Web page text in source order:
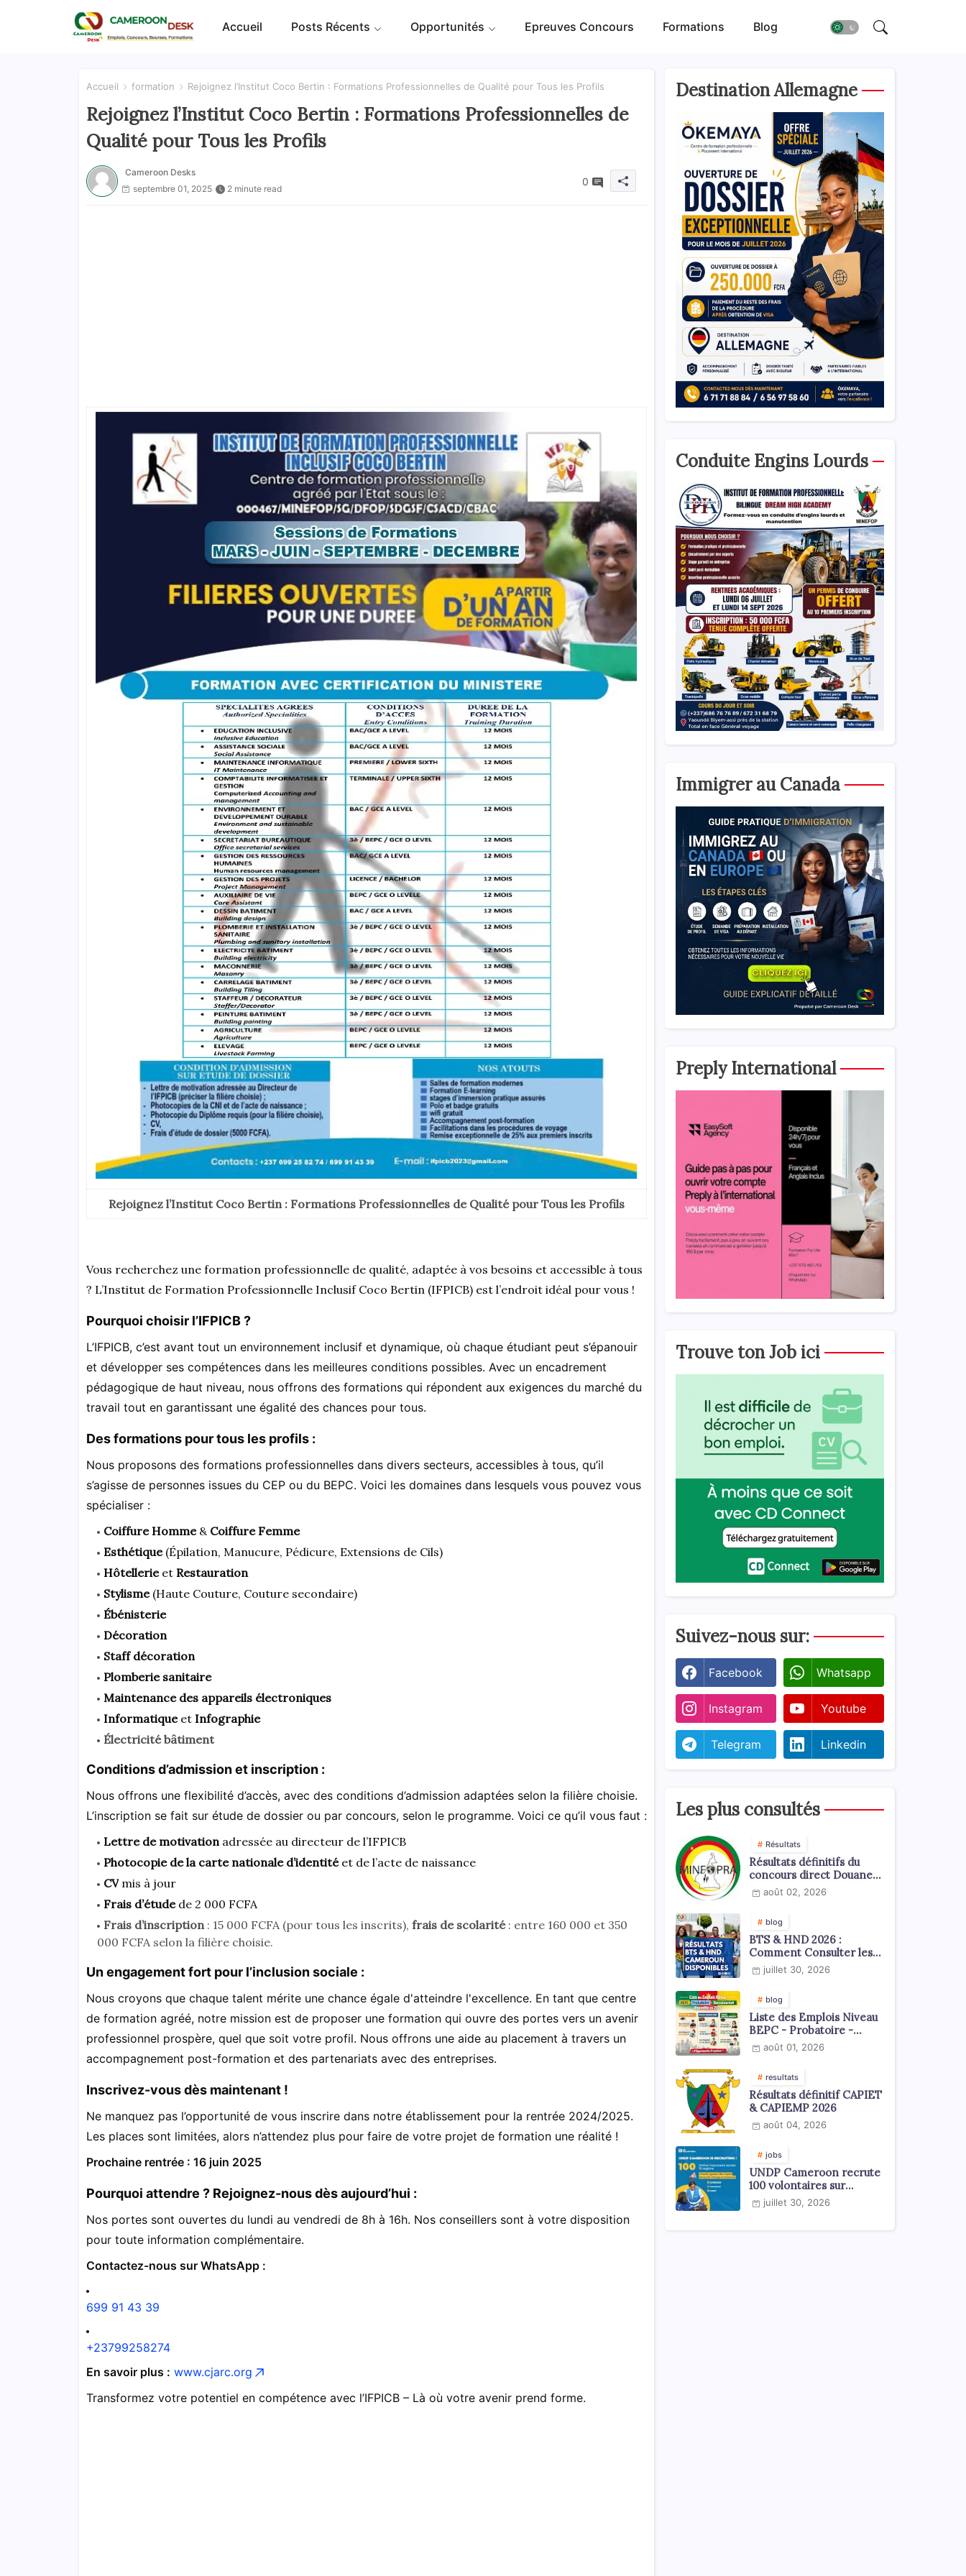
Accueil Posts Récents Opportunités Epreuves Concours Formations Blog
Accueil formation Rejoignez l’Institut Coco Bertin : Formations Professionnelles de Qualité pour Tous les Profils
Rejoignez l’Institut Coco Bertin : Formations Professionnelles de
Qualité pour Tous les Profils
Cameroon Desks
septembre 01, 2025
2 minute read
0
Rejoignez l’Institut Coco Bertin : Formations Professionnelles de Qualité pour Tous les Profils
Vous recherchez une formation professionnelle de qualité, adaptée à vos besoins et accessible à tous
? L’Institut de Formation Professionnelle Inclusif Coco Bertin (IFPICB) est l’endroit idéal pour vous !
Pourquoi choisir l’IFPICB ?
L’IFPICB, c’est avant tout un environnement inclusif et dynamique, où chaque étudiant peut s’épanouir
et développer ses compétences dans les meilleures conditions possibles. Avec un encadrement
pédagogique de haut niveau, nous offrons des formations qui répondent aux exigences du marché du
travail tout en garantissant une égalité des chances pour tous.
Des formations pour tous les profils :
Nous proposons des formations professionnelles dans divers secteurs, accessibles à tous, qu’il
s’agisse de personnes issues du CEP ou du BEPC. Voici les domaines dans lesquels vous pouvez vous
spécialiser :
Coiffure Homme & Coiffure Femme
Esthétique (Épilation, Manucure, Pédicure, Extensions de Cils)
Hôtellerie et Restauration
Stylisme (Haute Couture, Couture secondaire)
Ébénisterie
Décoration
Staff décoration
Plomberie sanitaire
Maintenance des appareils électroniques
Informatique et Infographie
Électricité bâtiment
Conditions d’admission et inscription :
Nous offrons une flexibilité d’accès, avec des conditions d’admission adaptées selon la filière choisie.
L’inscription se fait sur étude de dossier ou par concours, selon le programme. Voici ce qu’il vous faut :
Lettre de motivation adressée au directeur de l’IFPICB
Photocopie de la carte nationale d’identité et de l’acte de naissance
CV mis à jour
Frais d’étude de 2 000 FCFA
Frais d’inscription: 15 000 FCFA (pour tous les inscrits), frais de scolarité: entre 160 000 et 350
000 FCFA selon la filière choisie.
Un engagement fort pour l’inclusion sociale :
Nous croyons que chaque talent mérite une chance égale d'atteindre l'excellence. En tant que centre
de formation agréé, notre mission est de proposer une formation qui ouvre des portes vers un avenir
professionnel prospère, quel que soit votre profil. Nous offrons une aide au placement à travers un
accompagnement post-formation et des partenariats avec des entreprises.
Inscrivez-vous dès maintenant !
Ne manquez pas l’opportunité de vous inscrire dans notre établissement pour la rentrée 2024/2025.
Les places sont limitées, alors n’attendez plus pour faire de votre projet de formation une réalité !
Prochaine rentrée : 16 juin 2025
Pourquoi attendre ? Rejoignez-nous dès aujourd’hui :
Nos portes sont ouvertes du lundi au vendredi de 8h à 16h. Nos conseillers sont à votre disposition
pour toute information complémentaire.
Contactez-nous sur WhatsApp :
699 91 43 39
+23799258274
En savoir plus : www.cjarc.org
Transformez votre potentiel en compétence avec l’IFPICB – Là où votre avenir prend forme.
Destination Allemagne
Conduite Engins Lourds
Immigrer au Canada
Preply International
Trouve ton Job ici
Suivez-nous sur:
Facebook Whatsapp
Instagram Youtube
Telegram Linkedin
Les plus consultés
Résultats
Résultats définitifs du
concours direct Douanes
2026août 02, 2026
blog
BTS & HND 2026 :
Comment Consulter les
Résultats ?
juillet 30, 2026
blog
Liste des Emplois Niveau
BEPC - Probatoire -
Baccalauréat dispoblible
en 2026
août 01, 2026
resultats
Résultats définitif CAPIET
& CAPIEMP 2026
août 04, 2026
jobs
UNDP Cameroon recrute
100 volontaires sur
l'échelle du territoire
national
juillet 30, 2026